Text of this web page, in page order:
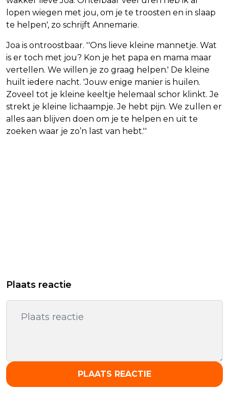
lopen wiegen met jou, om je te troosten en in slaap
te helpen', zo schrijft Annemarie.
Joa is ontroostbaar. ''Ons lieve kleine mannetje. Wat
is er toch met jou? Kon je het papa en mama maar
vertellen. We willen je zo graag helpen.' De kleine
huilt iedere nacht. 'Jouw enige manier is huilen.
Zoveel tot je kleine keeltje helemaal schor klinkt. Je
strekt je kleine lichaampje. Je hebt pijn. We zullen er
alles aan blijven doen om je te helpen en uit te
zoeken waar je zo’n last van hebt.''
Plaats reactie
PLAATS REACTIE